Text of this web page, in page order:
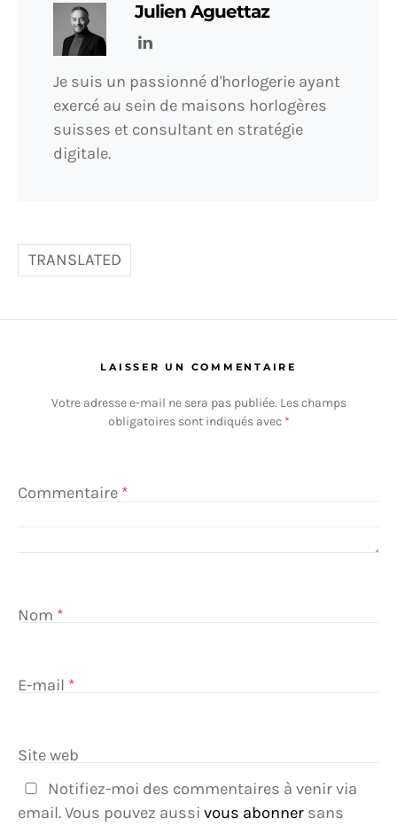
Julien Aguettaz
Je suis un passionné d'horlogerie ayant
exercé au sein de maisons horlogères
suisses et consultant en stratégie
digitale.
TRANSLATED
LAISSER UN COMMENTAIRE
Votre adresse e-mail ne sera pas publiée. Les champs
obligatoires sont indiqués avec *
Commentaire *
Nom *
E-mail *
Site web
Notifiez-moi des commentaires à venir via
email. Vous pouvez aussi vous abonner sans